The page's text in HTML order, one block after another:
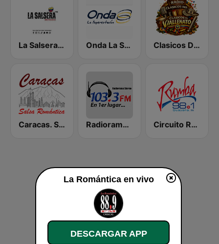
La Salsera FM Onda La Superestación Clasicos Del Vallenato
Caracas. Salsa Romántica Radiorama Stereo Circuito Rumba - Guayana
La Romántica en vivo
DESCARGAR APP